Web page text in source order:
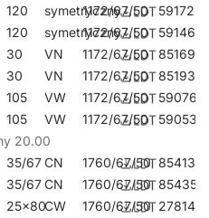
120 symetryczny
1172/67/50
591723
120 symetryczny
1172/67/50
591464
30 VN 1172/67/50
851698
30 VN 1172/67/50
851933
105 VW 1172/67/50
590764
105 VW 1172/67/50
590535
20.00
35/67CN 1760/67/50 854132
35/67CN 1760/67/50 854354
25x80CW 1760/67/50 278143